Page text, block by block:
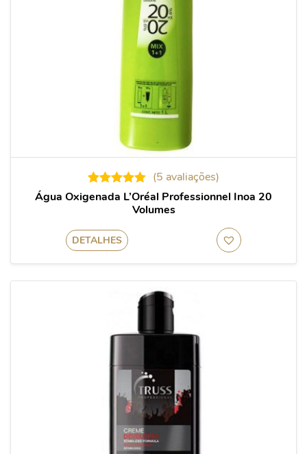
Avaliado
5.00
de 5, com
em
5
avaliações
(5 avaliações)
Água Oxigenada L’Oréal Professionnel Inoa 20
Volumes
DETALHES